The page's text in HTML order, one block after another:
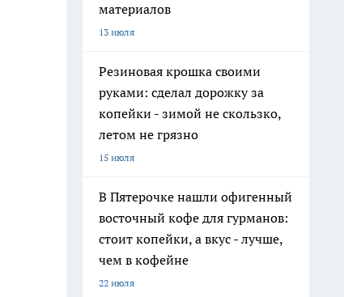
материалов
13 июля
Резиновая крошка своими
руками: сделал дорожку за
копейки - зимой не скользко,
летом не грязно
15 июля
В Пятерочке нашли офигенный
восточный кофе для гурманов:
стоит копейки, а вкус - лучше,
чем в кофейне
22 июля